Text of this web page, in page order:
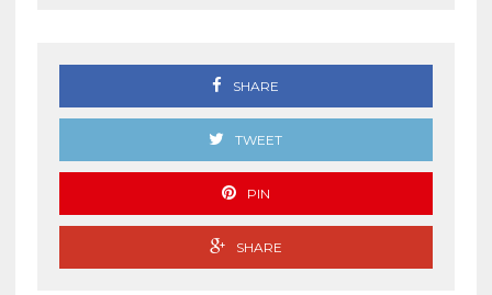
SHARE
TWEET
PIN
SHARE